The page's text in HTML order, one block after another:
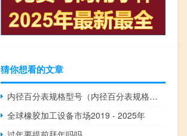
猜你想看的文章
内径百分表规格型号（内径百分表规格型号）
全球橡胶加工设备市场2019 - 2025年